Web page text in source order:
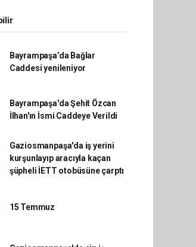
Bayrampaşa’da Bağlar
Caddesi yenileniyor
Bayrampaşa'da Şehit Özcan
İlhan'ın İsmi Caddeye Verildi
Gaziosmanpaşa'da iş yerini
kurşunlayıp aracıyla kaçan
şüpheli İETT otobüsüne çarptı
15 Temmuz